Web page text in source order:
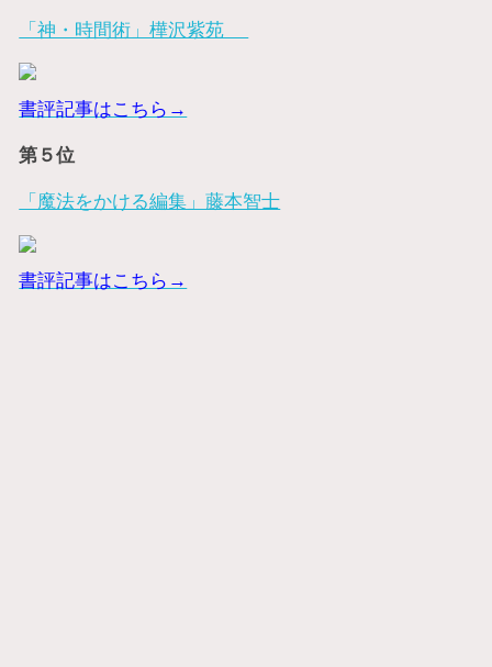
「神・時間術」樺沢紫苑
書評記事はこちら→
第５位
「魔法をかける編集」藤本智士
書評記事はこちら→